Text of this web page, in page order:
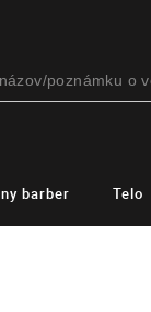
barber Telo